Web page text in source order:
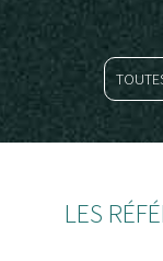
LES